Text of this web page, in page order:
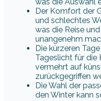
Der Komfort der
und schlechtes
was die Reise
unangenehm
Die kürzeren
Tageslicht für die
vermehrt auf
zurückgegriffen
Die Wahl der
den Winter kann